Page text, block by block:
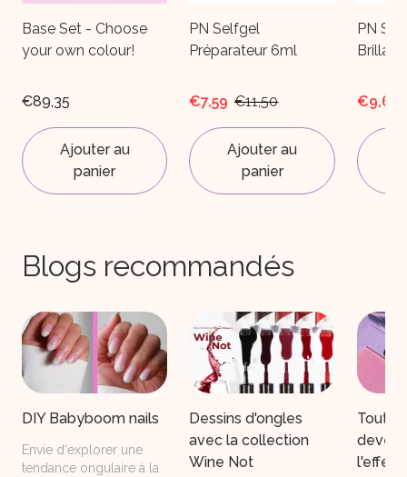
Base Set - Choose
your own colour!
€89,35
Ajouter au
panier
PN Selfgel
Préparateur 6ml
€7,59 €11,50
Ajouter au
panier
PN
€9,67
Blogs recommandés
DIY Babyboom nails
Envie d'explorer une
tendance ongulaire à la
Dessins d'ongles
avec la collection
Wine Not
Tout
devez
l'effet